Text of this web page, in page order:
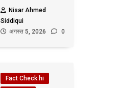
Nisar Ahmed
Siddiqui
अगस्त 5, 2026
0
Fact Check hi